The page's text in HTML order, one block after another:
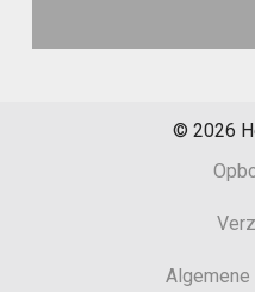
© 2026
Algemene